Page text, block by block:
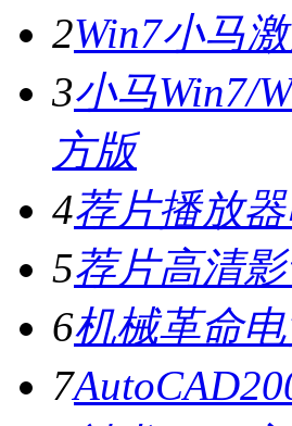
2Win7小马
3小马Win7/
方版
4荐片播放
5荐片高清
6机械革命
7